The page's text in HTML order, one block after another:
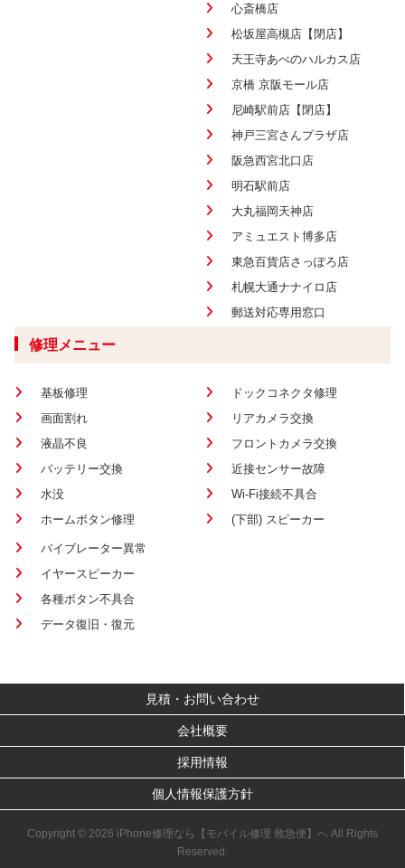
心斎橋店
松坂屋高槻店【閉店】
天王寺あべのハルカス店
京橋 京阪モール店
尼崎駅前店【閉店】
神戸三宮さんプラザ店
阪急西宮北口店
明石駅前店
大丸福岡天神店
アミュエスト博多店
東急百貨店さっぽろ店
札幌大通ナナイロ店
郵送対応専用窓口
修理メニュー
基板修理
画面割れ
液晶不良
バッテリー交換
水没
ホームボタン修理
ドックコネクタ修理
リアカメラ交換
フロントカメラ交換
近接センサー故障
Wi-Fi接続不具合
(下部) スピーカー
バイブレーター異常
イヤースピーカー
各種ボタン不具合
データ復旧・復元
見積・お問い合わせ
会社概要
採用情報
個人情報保護方針
Copyright © 2026 iPhone修理なら【モバイル修理 救急便】へ All Rights
Reserved.